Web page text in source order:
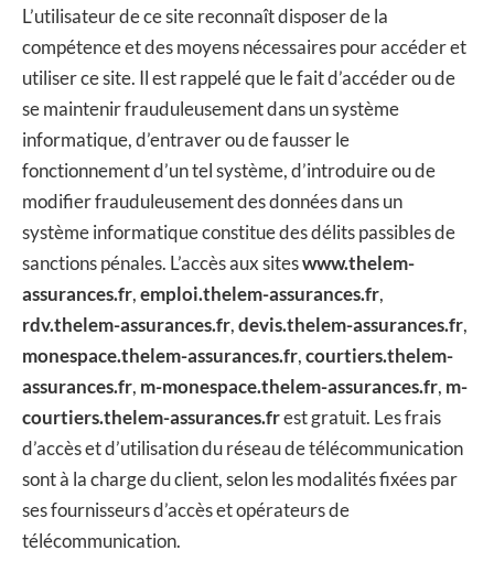
L’utilisateur de ce site reconnaît disposer de la
compétence et des moyens nécessaires pour accéder et
utiliser ce site. Il est rappelé que le fait d’accéder ou de
se maintenir frauduleusement dans un système
informatique, d’entraver ou de fausser le
fonctionnement d’un tel système, d’introduire ou de
modifier frauduleusement des données dans un
système informatique constitue des délits passibles de
sanctions pénales. L’accès aux siteswww.thelem-
assurances.fr,emploi.thelem-assurances.fr,
rdv.thelem-assurances.fr,devis.thelem-assurances.fr,
monespace.thelem-assurances.fr,courtiers.thelem-
assurances.fr, m-monespace.thelem-assurances.fr, m-
courtiers.thelem-assurances.frest gratuit. Les frais
d’accès et d’utilisation du réseau de télécommunication
sont à la charge du client, selon les modalités fixées par
ses fournisseurs d’accès et opérateurs de
télécommunication.